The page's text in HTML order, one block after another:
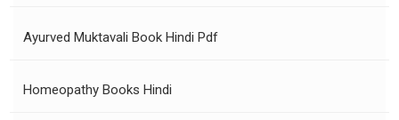
Ayurved Muktavali Book Hindi Pdf
Homeopathy Books Hindi